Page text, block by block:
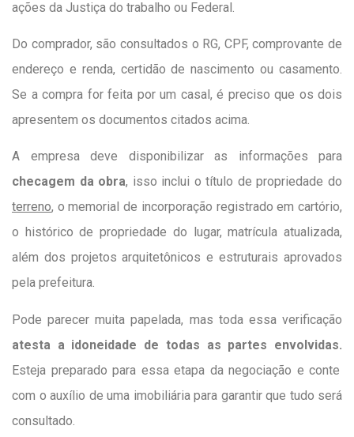
ações da Justiça do trabalho ou Federal.
Do comprador, são consultados o RG, CPF, comprovante de
endereço e renda, certidão de nascimento ou casamento.
Se a compra for feita por um casal, é preciso que os dois
apresentem os documentos citados acima.
A empresa deve disponibilizar as informações para
checagem da obra, isso inclui o título de propriedade do
terreno, o memorial de incorporação registrado em cartório,
o histórico de propriedade do lugar, matrícula atualizada,
além dos projetos arquitetônicos e estruturais aprovados
pela prefeitura.
Pode parecer muita papelada, mas toda essa verificação
atesta a idoneidade de todas as partes envolvidas.
Esteja preparado para essa etapa da negociação e conte
com o auxílio de uma imobiliária para garantir que tudo será
consultado.